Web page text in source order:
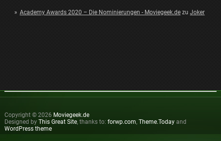
Academy Awards 2020 – Die Nominierungen - Moviegeek.dezu Joker
Copyright © 2026 Moviegeek.de
Designed by This Great Site, thanks to: forwp.com, Theme.Todayand
WordPress theme